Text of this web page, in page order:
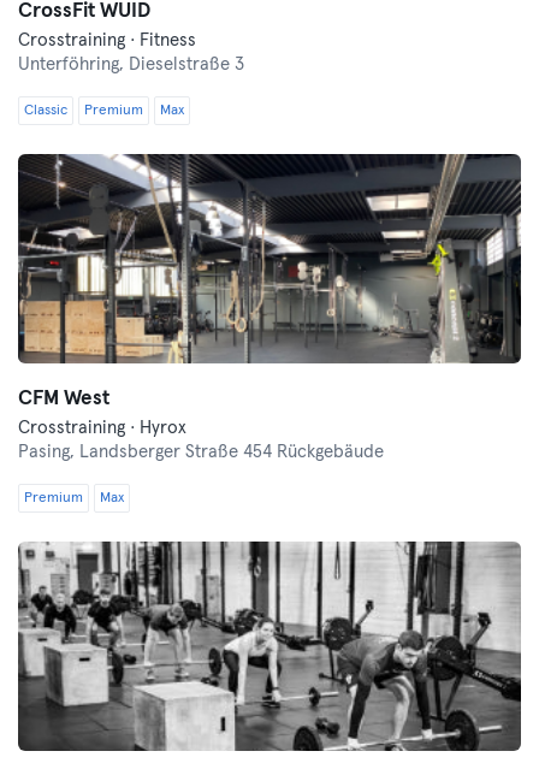
CrossFit WUID
Crosstraining · Fitness
Unterföhring, Dieselstraße 3
Classic Premium Max
CFM West
Crosstraining · Hyrox
Pasing, Landsberger Straße 454 Rückgebäude
Premium Max